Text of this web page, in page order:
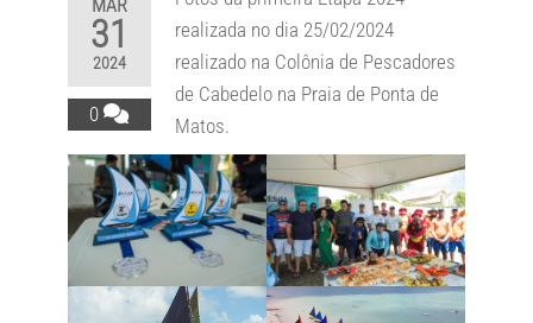
MAR
31
2024
0
realizada no dia 25/02/2024
realizado na Colônia de Pescadores
de Cabedelo na Praia de Ponta de
Matos.